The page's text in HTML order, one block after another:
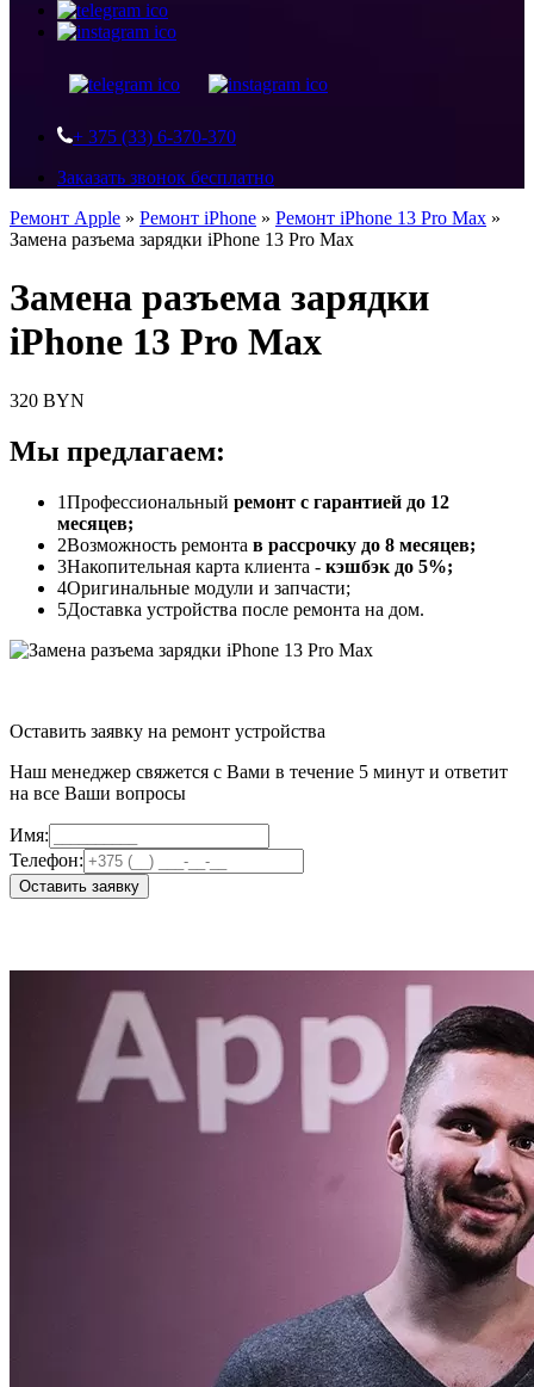
+ 375 (33) 6-370-370
Заказать звонок бесплатно
Ремонт Apple » Ремонт iPhone » Ремонт iPhone 13 Pro Max »
Замена разъема зарядки iPhone 13 Pro Max
Замена разъема зарядки
iPhone 13 Pro Max
320 BYN
Мы предлагаем:
1Профессиональный ремонт с гарантией до 12
месяцев;
2Возможность ремонта в рассрочку до 8 месяцев;
3Накопительная карта клиента - кэшбэк до 5%;
4Оригинальные модули и запчасти;
5Доставка устройства после ремонта на дом.
Оставить заявку на ремонт устройства
Наш менеджер свяжется с Вами в течение 5 минут и ответит
на все Ваши вопросы
Имя:
Телефон:
Оставить заявку